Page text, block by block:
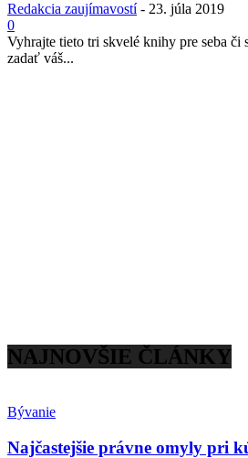
Redakcia zaujímavostí - 23. júla 2019
0
Vyhrajte tieto tri skvelé knihy pre seba
zadať váš...
NAJNOVŠIE ČLÁNKY
Bývanie
Najčastejšie právne omyly pri